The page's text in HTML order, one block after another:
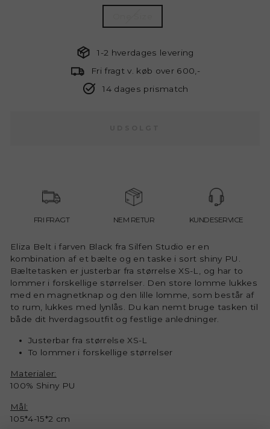
1-2 hverdages levering
Fri fragt v. køb over 600,-
14 dages prismatch
FRI FRAGT NEM RETUR KUNDESERVICE
Eliza Belt i farven Black fra Silfen Studio er en
kombination af et bælte og en taske i sort shiny PU.
Bæltetasken er justerbar fra størrelse XS-L, og har to
lommer i forskellige størrelser. Den store lomme lukkes
med en magnetknap og den lille lomme, som består af
to rum, lukkes med lynlås. Du kan nemt bruge tasken til
både dit hverdagsoutfit og festlige anledninger.
Justerbar fra størrelse XS-L
To lommer i forskellige størrelser
Materialer:
100% Shiny PU
Mål:
105*4-15*2 cm